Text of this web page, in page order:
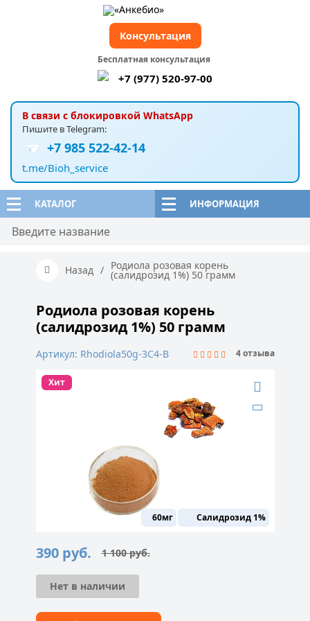
КАТАЛОГ ИНФОРМАЦИЯ
В связи с блокировкой WhatsApp
Пишите в Telegram:
+7 985 522-42-14
t.me/Bioh_service
Бесплатная консультация
+7 (977) 520-97-00
Консультация
Назад / Родиола розовая корень
(салидрозид 1%) 50 грамм
Родиола розовая корень
(салидрозид 1%) 50 грамм
Артикул: Rhodiola50g-3C4-B 4 отзыва
60мг Салидрозид 1%
Хит
1 100руб.
Первоначальная
составляла
100 руб..
390 руб.
Текущая
390 руб..
Нет в наличии